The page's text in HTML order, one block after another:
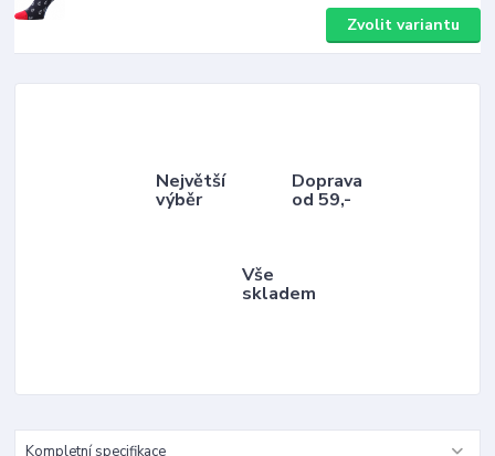
Zvolit variantu
Největší
výběr
Doprava
od 59,-
Vše
skladem
Kompletní specifikace